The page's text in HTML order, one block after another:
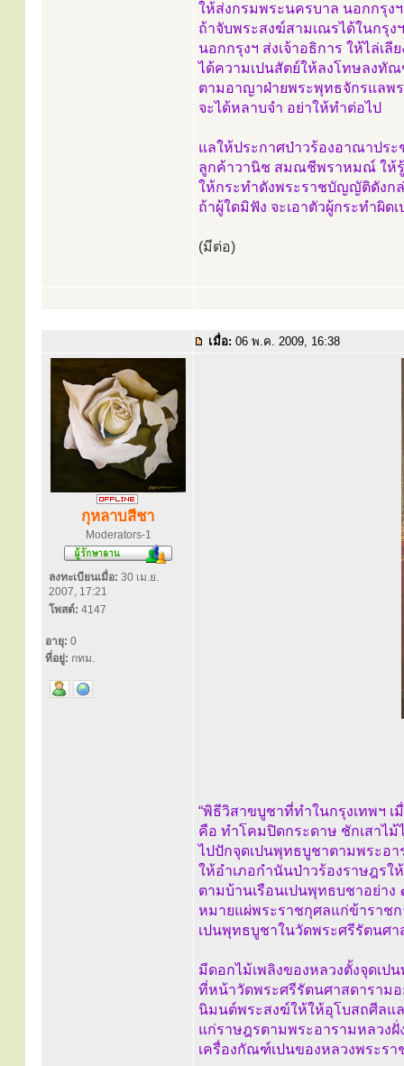
ให้ส่งกรมพระนครบาล นอกกรุงฯ
ถ้าจับพระสงฆ์สามเณรได้ในกรุ
นอกกรุงฯ ส่งเจ้าอธิการ ให้ไล่เลี
ได้ความเปนสัตย์ให้ลงโทษลงทั
ตามอาญาฝ่ายพระพุทธจักรแลพ
จะได้หลาบจำ อย่าให้ทำต่อไป
แลให้ประกาศป่าวร้องอาณาประ
ลูกค้าวานิช สมณชีพราหมณ์ ให้
ให้กระทำดังพระราชบัญญัติดังก
ถ้าผู้ใดมิฟัง จะเอาตัวผู้กระทำผิ
(มีต่อ)
เมื่อ: 06 พ.ค. 2009, 16:38
กุหลาบสีชา
Moderators-1
ลงทะเบียนเมื่อ: 30 เม.ย.
2007, 17:21
โพสต์: 4147
อายุ: 0
ที่อยู่: กทม.
“พิธีวิสาขบูชาที่ทำในกรุงเทพฯ
คือ ทำโคมปิดกระดาษ ชักเสาไ
ไปปักจุดเปนพุทธบูชาตามพระอา
ให้อำเภอกำนันป่าวร้องราษฎรใ
ตามบ้านเรือนเปนพุทธบชาอย่าง
หมายแผ่พระราชกุศลแก่ข้าราช
เปนพุทธบูชาในวัดพระศรีรัตนศา
มีดอกไม้เพลิงของหลวงตั้งจุดเป
ที่หน้าวัดพระศรีรัตนศาสดารามอ
นิมนต์พระสงฆ์ให้ให้อุโบสถศีลแ
แก่ราษฎรตามพระอารามหลวง
เครื่องกัณฑ์เปนของหลวงพระรา